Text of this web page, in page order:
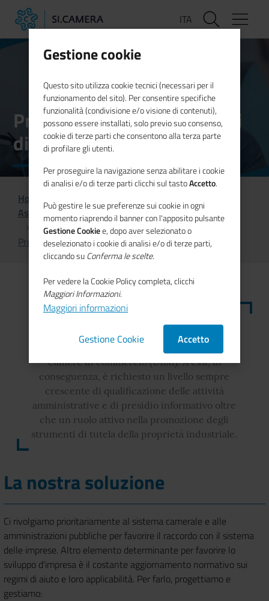
Salta
contenuto
principale
ITA
Proprietà industriale e Aiuti
di Stato
Home
Aree di competenza
Assistenza tecnica per la Pubblica Amministrazione
Proprietà industriale e Aiuti di Stato
per l'innovazione delle PMI è fondamentale il
Camere di commercio (UBM). A essi, di
conseguenza, è richiesto un livello sempre
crescente di qualificazione delle attività
amministrative e di presidio informativo oltre
che un ruolo attivo nella promozione degli
strumenti di tutela della proprietà industriale.
La nostra soluzione
Ci rivolgiamo prioritariamente al sistema camerale e alle
amministrazioni pubbliche per favorire il raccordo con il sistema
delle imprese. Altro elemento determinante per favorire lo
sviluppo d'impresa è il costante aggiornamento normativo sui
regimi di aiuto e loro applicabilità. Per farlo, progettiamo e
gestiamo:
Gestione cookie
Questo sito utilizza cookie tecnici (necessari per il
funzionamento del sito). Per consentire specifiche
funzionalità (condivisione e/o visione di contenuti),
possono essere installati, solo previo suo consenso,
cookie di terze parti che consentono alla terza parte
di profilare gli utenti.
Per proseguire la navigazione senza abilitare i cookie
di analisi e/o di terze parti clicchi sul tastoAccetto.
Può gestire le sue preferenze sui cookie in ogni
momento riaprendo il banner con l'apposito pulsante
Gestione Cookiee, dopo aver selezionato o
deselezionato i cookie di analisi e/o di terze parti,
cliccando suConferma le scelte.
Per vedere la Cookie Policy completa, clicchi
Maggiori Informazioni.
Maggiori informazioni
Gestione Cookie Accetto